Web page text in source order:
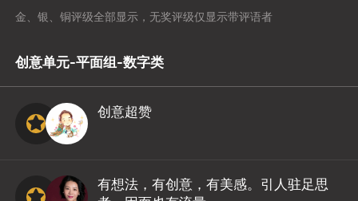
金、银、铜评级全部显示，无奖评级仅显示带评语者
创意单元-平面组-数字类
创意超赞
有想法，有创意，有美感。引人驻足思